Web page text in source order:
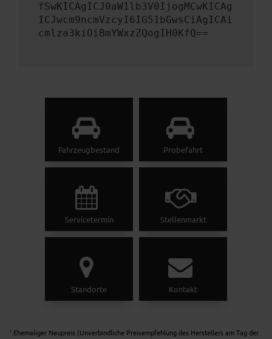
fSwKICAgICJ0aW1lb3V0IjogMCwKICAg
ICJwcm9ncmVzcyI6IG51bGwsCiAgICAi
cmlza3kiOiBmYWxzZQogIH0KfQ==
Fahrzeugbestand Probefahrt
Servicetermin Stellenmarkt
Standorte Kontakt
1
Ehemaliger Neupreis (Unverbindliche Preisempfehlung des Herstellers am Tag der